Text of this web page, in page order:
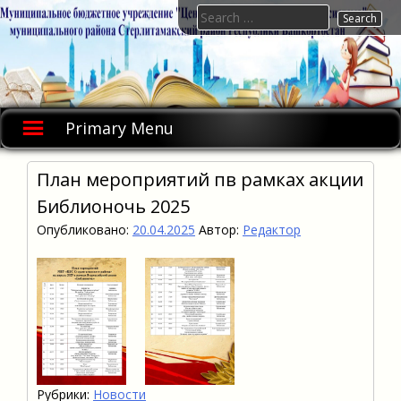
Skip
to
Primary Menu
Search
for:
План мероприятий пв рамках акции
Библионочь 2025
Опубликовано: 20.04.2025 Автор: Редактор
Рубрики: Новости